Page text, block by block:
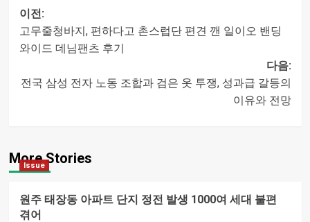
글
내비게이션
이전:
고무줄청바지, 편하다고 촌스럽단 편견 깬 일이오 밴딩
와이드 데님팬츠 후기
다음:
전국 삼성 전자 노동 조합과 검은 옷 투쟁, 성과급 갈등의
이유와 전망
More Stories
Issue
원주 태장동 아파트 단지 정전 발생 1000여 세대 불편
겪어